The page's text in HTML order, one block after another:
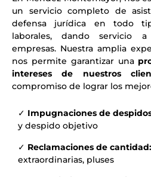
un servicio completo de
defensa jurídica en todo
laborales, dando servicio
empresas. Nuestra amplia
nos permite garantizar una
intereses de nuestros
compromiso de lograr los
✓ Impugnaciones de
y despido objetivo
✓ Reclamaciones de cantidad:
extraordinarias, pluses